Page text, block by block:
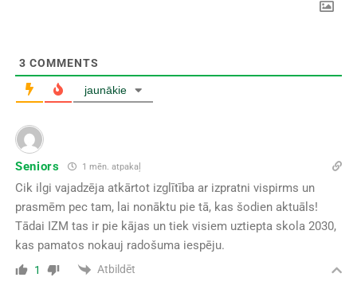
3 COMMENTS
jaunākie
Seniors 1 mēn. atpakaļ
Cik ilgi vajadzēja atkārtot izglītība ar izpratni vispirms un
prasmēm pec tam, lai nonāktu pie tā, kas šodien aktuāls!
Tādai IZM tas ir pie kājas un tiek visiem uztiepta skola 2030,
kas pamatos nokauj radošuma iespēju.
1 Atbildēt